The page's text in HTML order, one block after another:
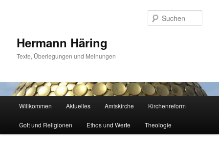
Hermann Häring
Texte, Überlegungen und Meinungen
Willkommen Aktuelles Amtskirche Kirchenreform
Gott und Religionen Ethos und Werte Theologie